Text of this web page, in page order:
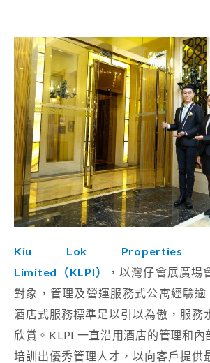
Kiu Lok Properties
Limited（KLPI）
，以灣仔會展廣場
對象，管理及營運服務式公寓經驗逾
酒店式服務標準足以引以為傲，服務
欣賞。KLPI 一直沿用酒店的管理和內
培訓出優秀管理人才，以向客戶提供